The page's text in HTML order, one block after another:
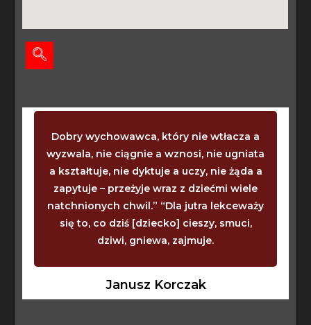
Dobry wychowawca, który nie wtłacza a
wyzwala, nie ciągnie a wznosi, nie ugniata
a kształtuje, nie dyktuje a uczy, nie żąda a
zapytuje – przeżyje wraz z dziećmi wiele
natchnionych chwil.” “Dla jutra lekceważy
się to, co dziś [dziecko] cieszy, smuci,
dziwi, gniewa, zajmuje.
Janusz Korczak